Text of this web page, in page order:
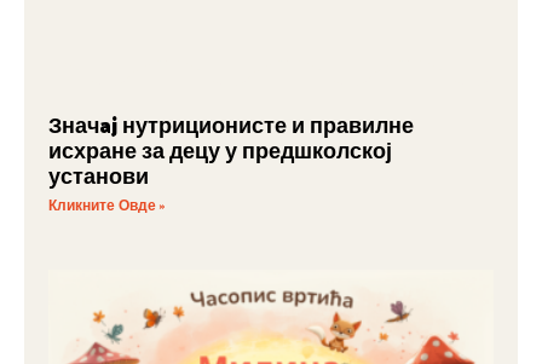
Значaj нутриционисте и правилне
исхране за децу у предшколској
установи
Кликните Овде »